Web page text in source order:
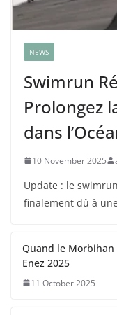
NEWS
Swimrun
Prolongez
dans
10 November 2025
Update : le
finalement dû à
Quand le
Enez 2025
11 October 2025